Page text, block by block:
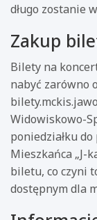
długo zostanie
Zakup
Bilety na
nabyć zarówno
Widowiskowo-
poniedziałku
Mieszkańca „J-
biletu, co czyni
dostępnym dla